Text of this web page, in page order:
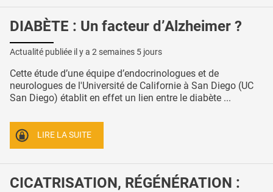
DIABÈTE : Un facteur d’Alzheimer ?
Actualité publiée il y a 2 semaines 5 jours
Cette étude d’une équipe d’endocrinologues et de
neurologues de l'Université de Californie à San Diego (UC
San Diego) établit en effet un lien entre le diabète ...
LIRE LA SUITE
CICATRISATION, RÉGÉNÉRATION :